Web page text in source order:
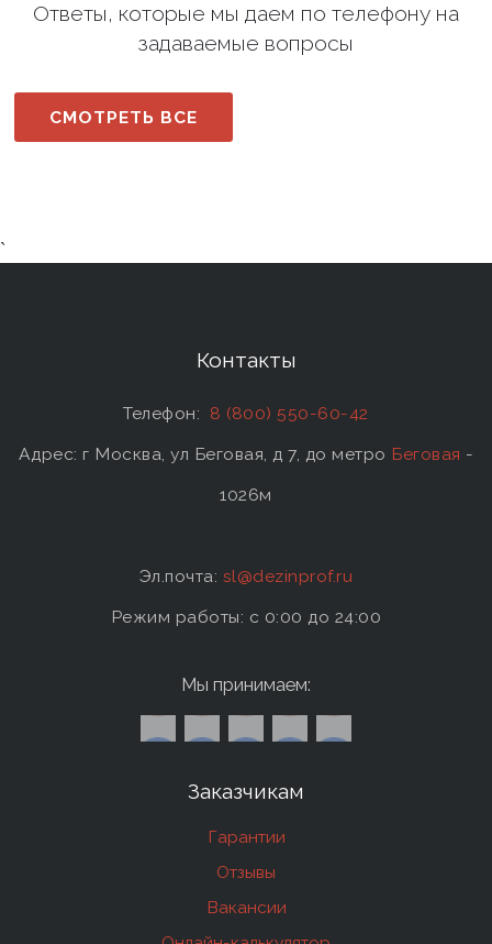
Ответы, которые мы даем по телефону на
задаваемые вопросы
СМОТРЕТЬ ВСЕ
`
Контакты
Телефон: 8 (800) 550-60-42
Адрес: г Москва, ул Беговая, д 7, до метро Беговая -
1026м
Эл.почта: sl@dezinprof.ru
Режим работы: c 0:00 до 24:00
Мы принимаем:
Заказчикам
Гарантии
Отзывы
Вакансии